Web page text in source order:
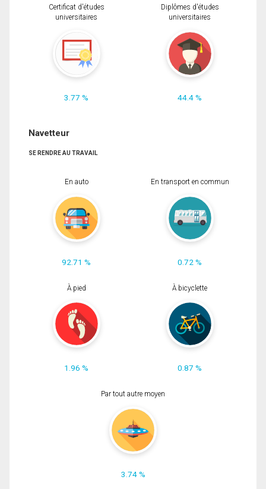
Certificat d'études
universitaires
3.77 %
Diplômes d'études
universitaires
44.4 %
Navetteur
SE RENDRE AU TRAVAIL
En auto
92.71 %
En transport en commun
0.72 %
À pied
1.96 %
À bicyclette
0.87 %
Par tout autre moyen
3.74 %